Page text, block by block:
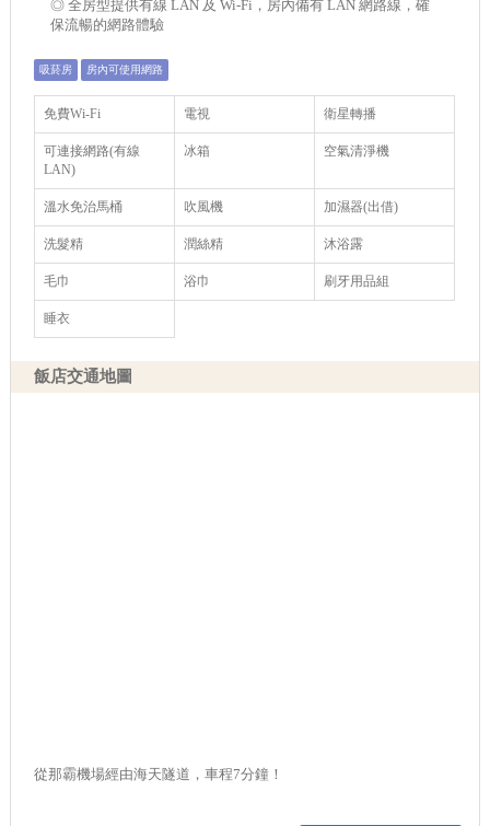
◎ 全房型提供有線 LAN 及 Wi-Fi，房內備有 LAN 網路線，確
保流暢的網路體驗
吸菸房 房內可使用網路
免費Wi-Fi 電視 衛星轉播
可連接網路(有線
LAN)
冰箱 空氣清淨機
溫水免治馬桶 吹風機 加濕器(出借)
洗髮精 潤絲精 沐浴露
毛巾 浴巾 刷牙用品組
睡衣
飯店交通地圖
從那霸機場經由海天隧道，車程7分鐘！